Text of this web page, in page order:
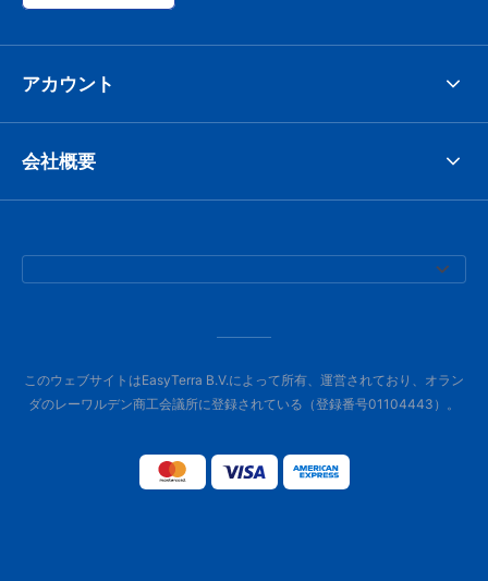
アカウント
会社概要
このウェブサイトはEasyTerra B.V.によって所有、運営されており、オラン
ダのレーワルデン商工会議所に登録されている（登録番号01104443）。